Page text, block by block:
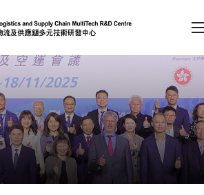
（按回车键）
会员登录
A A EN 繁 简